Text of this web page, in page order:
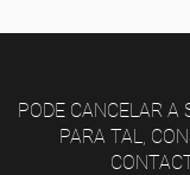
PODE CANCELAR A
PARA TAL,